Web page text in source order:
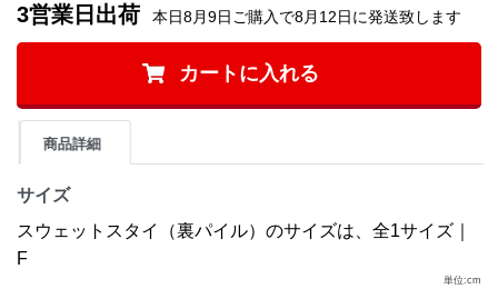
3営業日出荷 本日8月9日ご購入で8月12日に発送致します
カートに入れる
商品詳細
サイズ
スウェットスタイ（裏パイル）のサイズは、全1サイズ｜
F
単位:cm